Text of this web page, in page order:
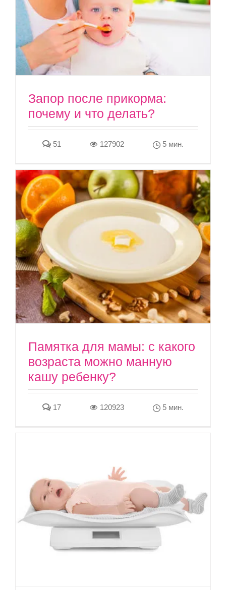
Запор после прикорма:
почему и что делать?
51 127902 5 мин.
Памятка для мамы: с какого
возраста можно манную
кашу ребенку?
17 120923 5 мин.